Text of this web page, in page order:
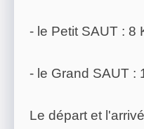
- le Petit SAUT : 8
- le Grand SAUT :
Le départ et